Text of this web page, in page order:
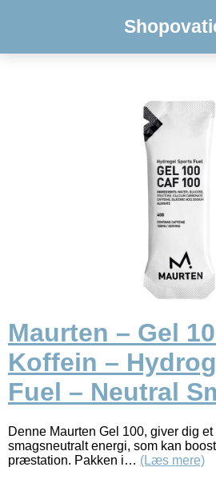
Maurten – Gel
Koffein –
Fuel – Neutral
Denne Maurten Gel 100, giver dig
smagsneutralt energi, som kan
præstation. Pakken i… (Læs mere)